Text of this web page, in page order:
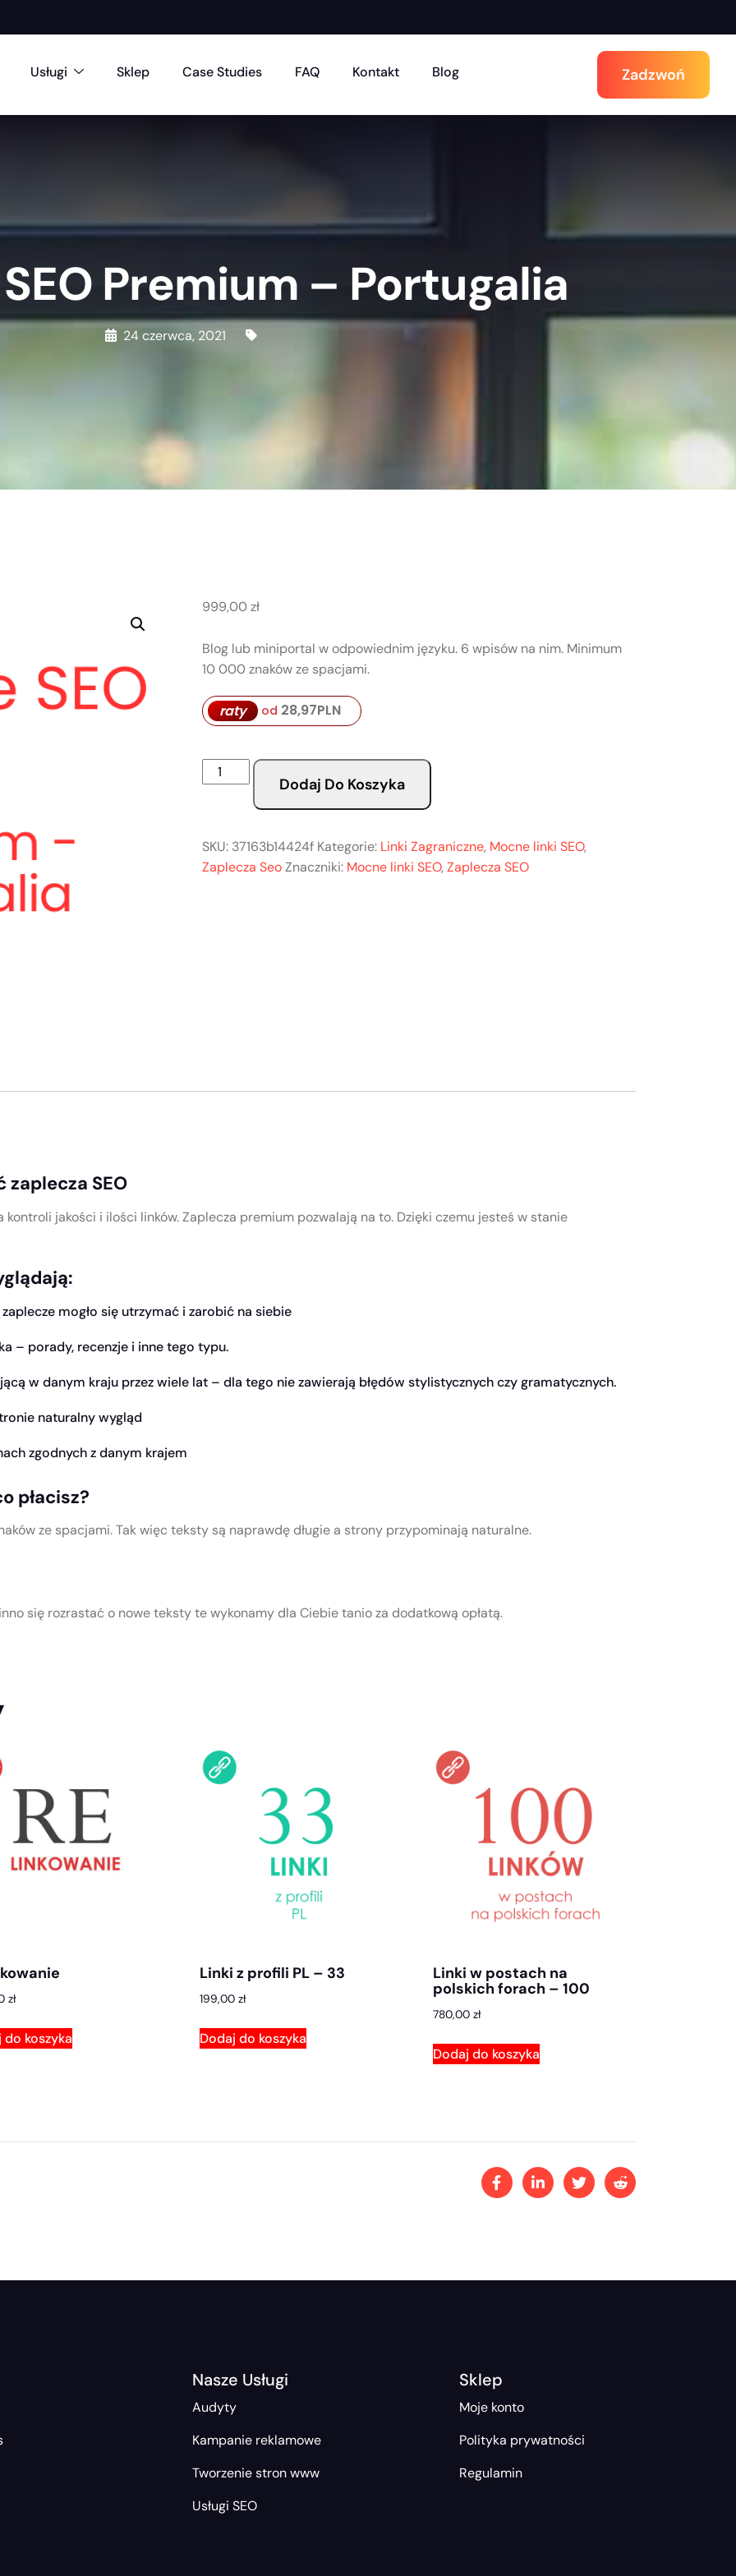
Usługi Sklep Case Studies FAQ Kontakt Blog Zadzwoń
Premium – Portugalia
24 czerwca, 2021
999,00 zł
Blog lub miniportal w odpowiednim języku. 6 wpisów na nim. Minimum
10 000 znaków ze spacjami.
raty od 28,97PLN
Dodaj Do Koszyka
SKU: 37163b14424f Kategorie: Linki Zagraniczne, Mocne linki SEO,
Zaplecza SeoZnaczniki: Mocne linki SEO, Zaplecza SEO
SEO
jakości i ilości linków. Zaplecza premium pozwalają na to. Dzięki czemu jesteś w stanie
mogło się utrzymać i zarobić na siebie
– porady, recenzje i inne tego typu.
w danym kraju przez wiele lat – dla tego nie zawierają błędów stylistycznych czy gramatycznych.
naturalny wygląd
zgodnych z danym krajem
płacisz?
ze spacjami. Tak więc teksty są naprawdę długie a strony przypominają naturalne.
się rozrastać o nowe teksty te wykonamy dla Ciebie tanio za dodatkową opłatą.
zł
do koszyka
Linki z profili PL – 33
199,00 zł
Dodaj do koszyka
Linki w postach na
polskich forach – 100
780,00zł
Dodaj do koszyka
Nasze Usługi
Audyty
Kampanie reklamowe
Tworzenie stron www
Usługi SEO
Sklep
Moje konto
Polityka prywatności
Regulamin